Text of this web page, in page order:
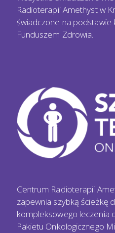
Radioterapii Amethyst w
świadczone na
Funduszem Zdrowia.
Centrum Radioterapii
zapewnia szybką ścieżkę
kompleksowego leczenia
Pakietu Onkologicznego